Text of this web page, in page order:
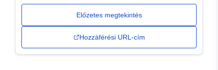
Előzetes megtekintés
Hozzáférési URL-cím